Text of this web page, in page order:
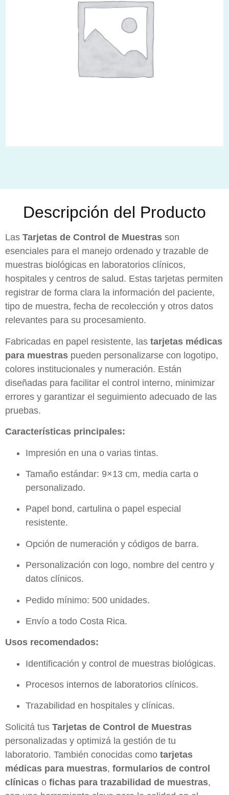
Descripción del Producto
Las Tarjetas de Control de Muestras son
esenciales para el manejo ordenado y trazable de
muestras biológicas en laboratorios clínicos,
hospitales y centros de salud. Estas tarjetas permiten
registrar de forma clara la información del paciente,
tipo de muestra, fecha de recolección y otros datos
relevantes para su procesamiento.
Fabricadas en papel resistente, las tarjetas médicas
para muestras pueden personalizarse con logotipo,
colores institucionales y numeración. Están
diseñadas para facilitar el control interno, minimizar
errores y garantizar el seguimiento adecuado de las
pruebas.
Características principales:
Impresión en una o varias tintas.
Tamaño estándar: 9×13 cm, media carta o
personalizado.
Papel bond, cartulina o papel especial
resistente.
Opción de numeración y códigos de barra.
Personalización con logo, nombre del centro y
datos clínicos.
Pedido mínimo: 500 unidades.
Envío a todo Costa Rica.
Usos recomendados:
Identificación y control de muestras biológicas.
Procesos internos de laboratorios clínicos.
Trazabilidad en hospitales y clínicas.
Solicitá tus Tarjetas de Control de Muestras
personalizadas y optimizá la gestión de tu
laboratorio. También conocidas como tarjetas
médicas para muestras, formularios de control
clínicas o fichas para trazabilidad de muestras,